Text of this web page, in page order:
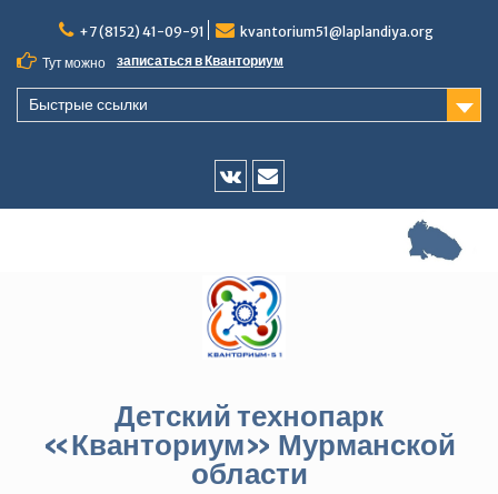
содержимому
+7 (8152) 41-09-91
kvantorium51@laplandiya.org
Тут можно
записаться в Кванториум
Быстрые ссылки
Vk
E-
Детский технопарк
«Кванториум» Мурманской
области